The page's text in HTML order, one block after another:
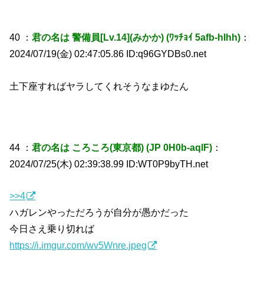
40 ：君の名は 警備員[Lv.14](みかか) (ﾜｯﾁｮｲ 5afb-hIhh) ：
2024/07/19(金) 02:47:05.86 ID:q96GYDBs0.net
土下座すればヤラしてくれそうなまゆたん
44 ：君の名は ころころ(東京都) (JP 0H0b-aqlF) ：
2024/07/25(木) 02:39:38.99 ID:WT0P9byTH.net
>>4
ハガレンやっただろうが自分が愚かだった
今日さえ乗り切れば
https://i.imgur.com/wv5Wnre.jpeg